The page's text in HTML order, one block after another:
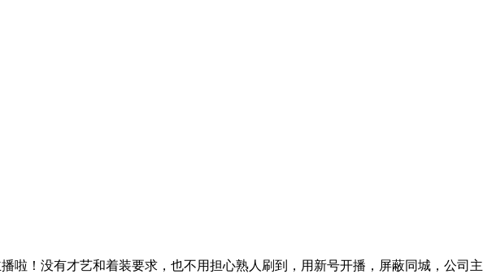
啦！没有才艺和着装要求，也不用担心熟人刷到，用新号开播，屏蔽同城，公司主